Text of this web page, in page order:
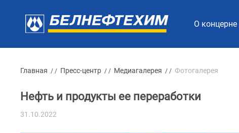
О концерне
Главная / / Пресс-центр / / Медиагалерея / / Фотогалерея
Нефть и продукты ее переработки
31.10.2022